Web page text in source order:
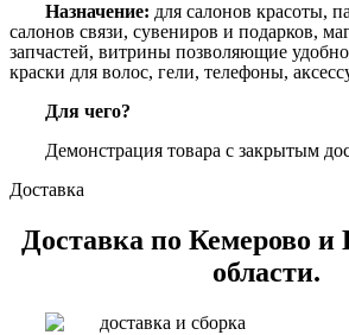
Назначение: для салонов красоты,
салонов связи, сувениров и подарков,
запчастей, витрины позволяющие удобно
краски для волос, гели, телефоны,
Для чего?
Демонстрация товара с закрытым
Доставка
Доставка по Кемерово и
области.